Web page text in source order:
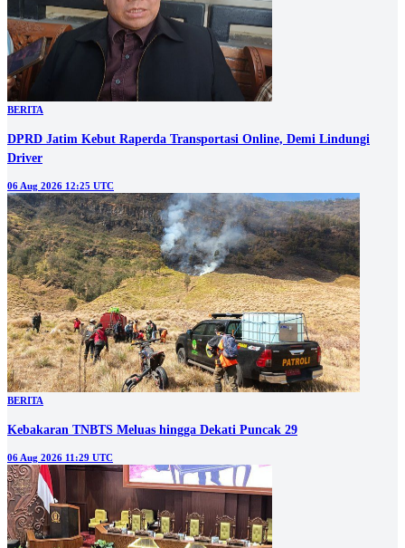
BERITA
DPRD Jatim Kebut Raperda Transportasi Online, Demi Lindungi
Driver
06 Aug 2026 12:25 UTC
BERITA
Kebakaran TNBTS Meluas hingga Dekati Puncak 29
06 Aug 2026 11:29 UTC